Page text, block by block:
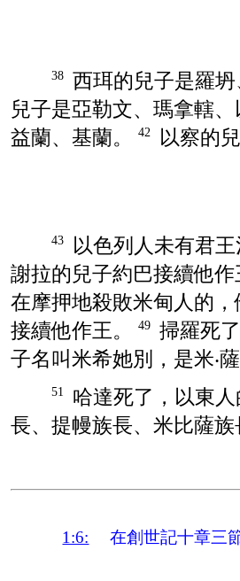
38 西珥的兒子是羅坍
兒子是亞勒文、 瑪拿轄、
益蘭、 基蘭。 42 以察的
43 以色列 人未有君
謝拉的兒子約巴接續他作
在摩押地殺敗米甸 人的
接續他作王。
49 掃羅死了
子名叫米希她別 ，是米‧
51 哈達死了， 以東
長、 提幔族長、 米比薩族
1:6: 在創世記十章三